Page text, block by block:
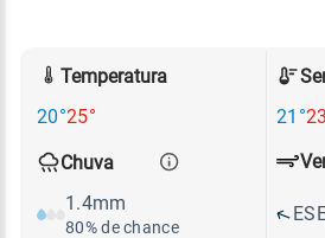
Temperatura
20°25°
21°
Chuva
1.4mm
80% de chance